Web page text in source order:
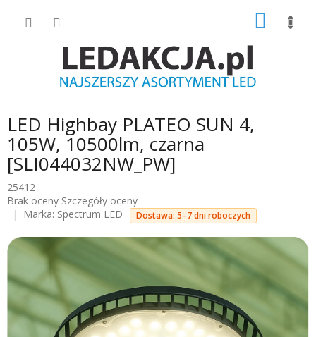
LED Highbay PLATEO SUN 4,
105W, 10500lm, czarna
[SLI044032NW_PW]
25412
Średnia
ocena
wynosi
0.0
5
gwiazdek.
Brak oceny Szczegóły oceny
Marka: Spectrum LED Dostawa: 5–7 dni roboczych